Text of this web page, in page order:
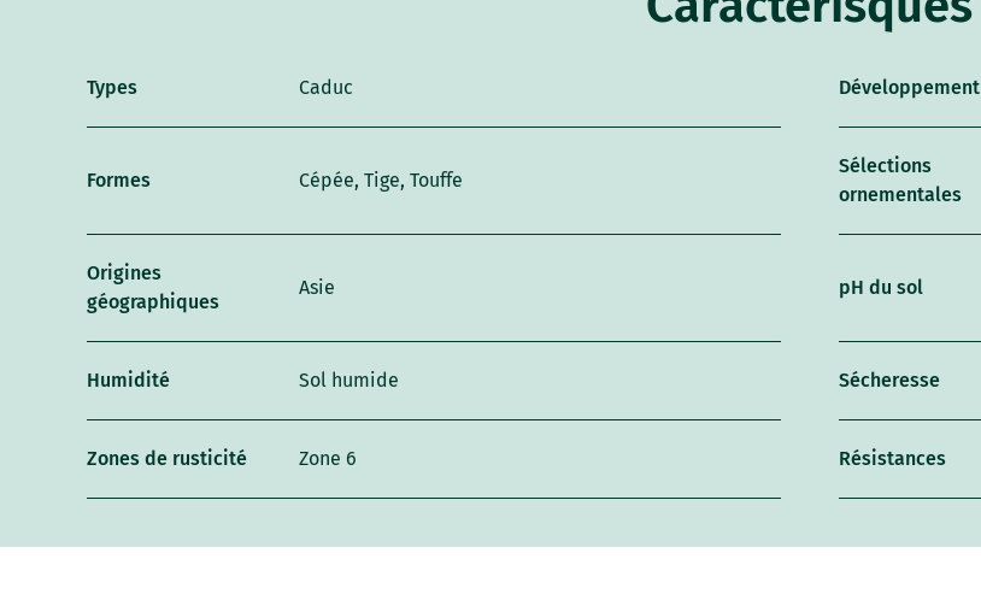
Types Caduc Développement
Formes Cépée, Tige, Touffe
Sélections
ornementales
Origines
géographiques
Asie pH du sol
Humidité Sol humide Sécheresse
Zones de rusticité Zone 6 Résistances